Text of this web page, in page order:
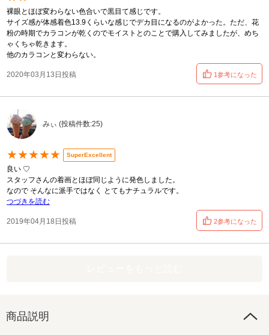
裸眼とほぼ変わらない色合いで黒目て感じです。
サイズ感が体感着色13.9くらいな感じでデカ目になるのがよかった。ただ、花
粉の時期でカラコンが乾くのでモイストとのことで購入してみましたが、めち
ゃくちゃ乾きます。
他のカラコンと変わらない。
2020年03月13日投稿 1参考になった
みぃ (投稿件数:25)
★★★★★ SuperExcellent
良い ♡
スタッフさんの着画とほぼ同じように発色しました。
なので そんなに派手ではなく とてもナチュラルです。
つづきを読む
2019年04月18日投稿 2参考になった
商品説明